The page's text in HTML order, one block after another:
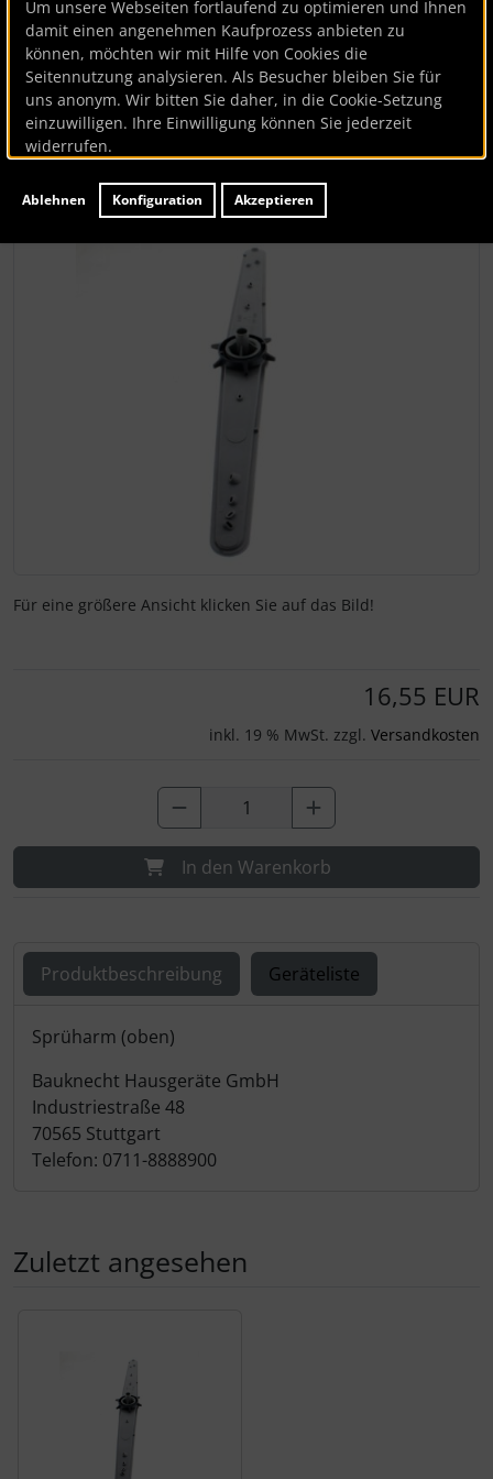
Sprüharm (oben)
Bauknecht
Artikelnummer BK125423
Hersteller:Bauknecht
Lieferzeit: ca. 7 Werktage
Für eine größere Ansicht klicken Sie auf das Bild!
16,55 EUR
inkl. 19 % MwSt. zzgl. Versandkosten
In den Warenkorb
Produktbeschreibung Geräteliste
Produktbeschreibung
Sprüharm (oben)
Bauknecht Hausgeräte GmbH
Industriestraße 48
70565 Stuttgart
Telefon: 0711-8888900
Zuletzt angesehen
Um unsere Webseiten fortlaufend zu optimieren und Ihnen
damit einen angenehmen Kaufprozess anbieten zu
können, möchten wir mit Hilfe von Cookies die
Seitennutzung analysieren. Als Besucher bleiben Sie für
uns anonym. Wir bitten Sie daher, in die Cookie-Setzung
einzuwilligen. Ihre Einwilligung können Sie jederzeit
widerrufen.
Akzeptieren
Ablehnen Konfiguration